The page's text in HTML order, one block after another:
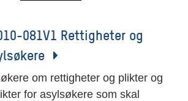
081V1 Rettigheter og
om rettigheter og plikter og
for asylsøkere som skal